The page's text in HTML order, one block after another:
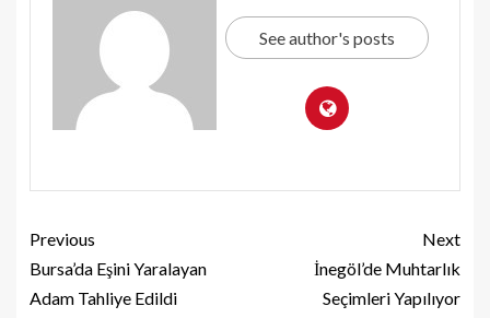
See author's posts
Previous
Bursa’da Eşini Yaralayan
Adam Tahliye Edildi
Next
İnegöl’de Muhtarlık
Seçimleri Yapılıyor